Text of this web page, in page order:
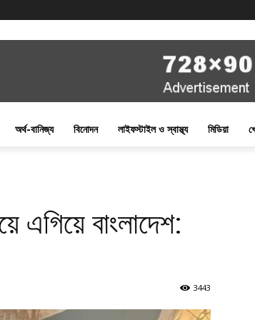
অর্থ-বানিজ্য বিনোদন লাইফস্টাইল ও স্বাস্থ্য মিডিয়া
এগিয়ে বাংলাদেশ:
3443